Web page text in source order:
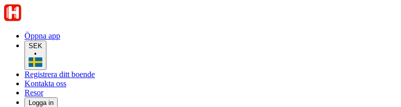
Öppna app
SEK
•
Registrera ditt boende
Kontakta oss
Resor
Logga in